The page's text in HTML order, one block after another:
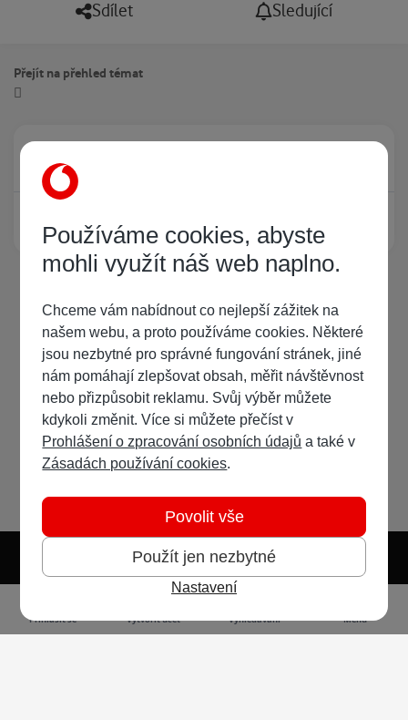
Sdílet Sledující
Přejít na přehled témat
Žádný registrovaný uživatel si neprohlíží tuto stránku
Světlý režim Předvolba systému
Přihlásit se Vytvořit účet Vyhledávání Menu
Používáme cookies, abyste
mohli využít náš web naplno.
Chceme vám nabídnout co nejlepší zážitek na
našem webu, a proto používáme cookies. Některé
jsou nezbytné pro správné fungování stránek, jiné
nám pomáhají zlepšovat obsah, měřit návštěvnost
nebo přizpůsobit reklamu. Svůj výběr můžete
kdykoli změnit. Více si můžete přečíst v
Prohlášení o zpracování osobních údajů a také v
Zásadách používání cookies.
Použít jen nezbytné
Povolit vše
Nastavení